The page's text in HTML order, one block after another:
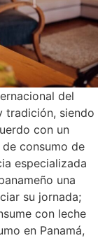
del
tradición, siendo
con un
consumo de
especializada
una
su jornada;
con leche
en Panamá,